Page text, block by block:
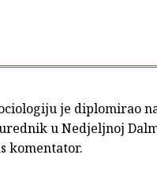
je diplomirao
u Nedjeljnoj
komentator.